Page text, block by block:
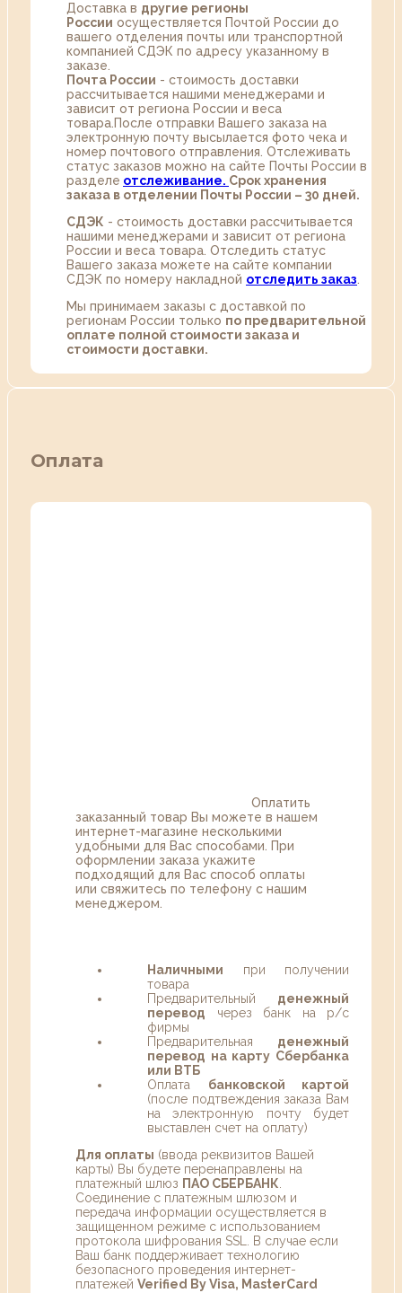
Доставка в другие регионы
России осуществляется Почтой России до
вашего отделения почты или транспортной
компанией СДЭК по адресу указанному в
заказе.
Почта России - стоимость доставки
рассчитывается нашими менеджерами и
зависит от региона России и веса
товара.После отправки Вашего заказа на
электронную почту высылается фото чека и
номер почтового отправления. Отслеживать
статус заказов можно на сайте Почты России в
разделе oтслеживание. Срок хранения
заказа в отделении Почты России – 30 дней.
СДЭК - стоимость доставки рассчитывается
нашими менеджерами и зависит от региона
России и веса товара. Отследить статус
Вашего заказа можете на сайте компании
СДЭК по номеру накладной отследить заказ
Мы принимаем заказы с доставкой по
регионам России только по предварительной
оплате полной стоимости заказа и
стоимости доставки.
Оплата
Оплатить
заказанный товар Вы можете в нашем
интернет-магазине несколькими
удобными для Вас способами. При
оформлении заказа укажите
подходящий для Вас способ оплаты
или свяжитесь по телефону с нашим
менеджером.
Наличными при получении
товара
Предварительный денежный
перевод через банк на р/с
фирмы
Предварительная денежный
перевод на карту Сбербанка
или ВТБ
Оплата банковской картой
(после подтвеждения заказа Вам
на электронную почту будет
выставлен счет на оплату)
Для оплаты (ввода реквизитов Вашей
карты) Вы будете перенаправлены на
платежный шлюз ПАО СБЕРБАНК
Соединение с платежным шлюзом и
передача информации осуществляется в
защищенном режиме с использованием
протокола шифрования SSL. В случае если
Ваш банк поддерживает технологию
безопасного проведения интернет-
платежей Verified By Visa, MasterCard